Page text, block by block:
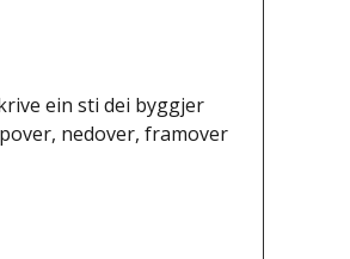
ein sti dei byggjer
nedover, framover